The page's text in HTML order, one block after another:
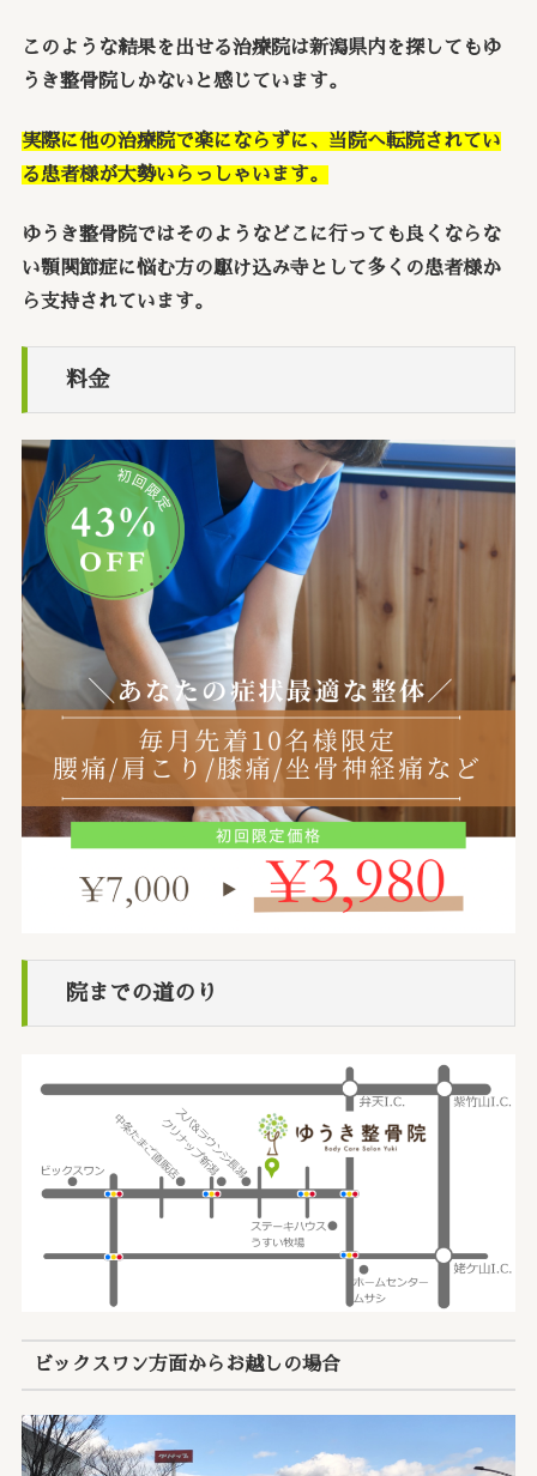
このような結果を出せる治療院は新潟県内を探してもゆ
うき整骨院しかないと感じています。
実際に他の治療院で楽にならずに、当院へ転院されてい
る患者様が大勢いらっしゃいます。
ゆうき整骨院ではそのようなどこに行っても良くならな
い顎関節症に悩む方の駆け込み寺として多くの患者様か
ら支持されています。
料金
院までの道のり
ビックスワン方面からお越しの場合